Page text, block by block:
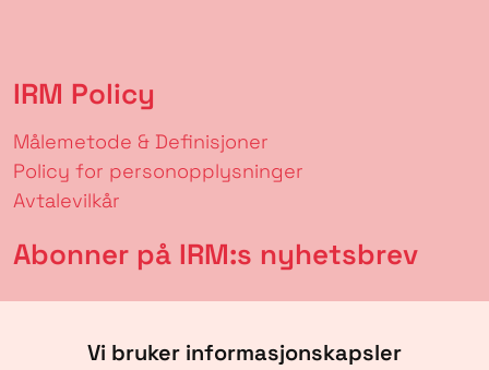
Vi bruker informasjonskapsler
IRM Policy
Målemetode & Definisjoner
Policy for personopplysninger
Avtalevilkår
Abonner på IRM:s nyhetsbrev